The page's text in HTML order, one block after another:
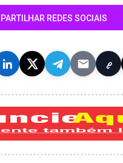
REDES SOCIAIS